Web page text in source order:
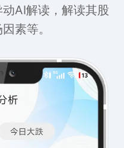
AI解读，解读其股
素等。